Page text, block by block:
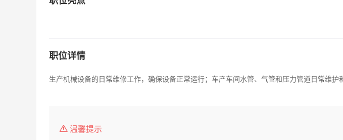
职位详情
生产机械设备的日常维修工作，确保设备正常运行；车产车间水管、气管和压力管道日常维护
温馨提示